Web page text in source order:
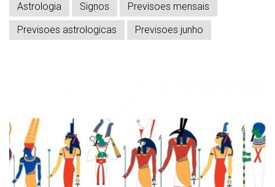
Astrologia Signos
Previsoes mensais
Previsoes astrologicas
Previsoes junho